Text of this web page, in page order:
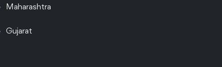
Maharashtra
Gujarat